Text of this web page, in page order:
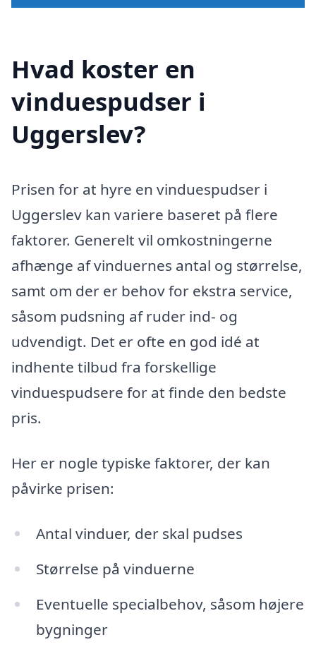
Hvad koster en
vinduespudser i
Uggerslev?
Prisen for at hyre en vinduespudser i
Uggerslev kan variere baseret på flere
faktorer. Generelt vil omkostningerne
afhænge af vinduernes antal og størrelse,
samt om der er behov for ekstra service,
såsom pudsning af ruder ind- og
udvendigt. Det er ofte en god idé at
indhente tilbud fra forskellige
vinduespudsere for at finde den bedste
pris.
Her er nogle typiske faktorer, der kan
påvirke prisen:
Antal vinduer, der skal pudses
Størrelse på vinduerne
Eventuelle specialbehov, såsom højere
bygninger